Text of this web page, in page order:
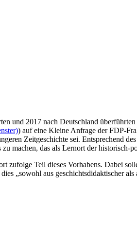
und 2017 nach Deutschland
) auf eine Kleine Anfrage der FDP-
Zeitgeschichte sei. Entsprechend
machen, das als Lernort der historisch-
Teil dieses Vorhabens. Dabei
„sowohl aus geschichtsdidaktischer